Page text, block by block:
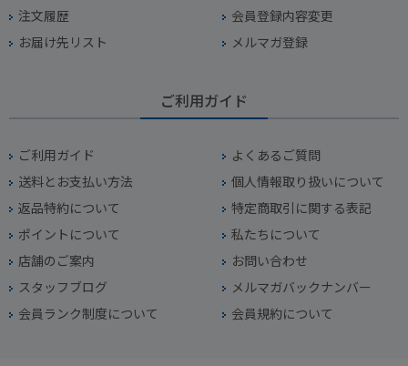
注文履歴
会員登録内容変更
お届け先リスト
メルマガ登録
ご利用ガイド
ご利用ガイド
よくあるご質問
送料とお支払い方法
個人情報取り扱いについて
返品特約について
特定商取引に関する表記
ポイントについて
私たちについて
店舗のご案内
お問い合わせ
スタッフブログ
メルマガバックナンバー
会員ランク制度について
会員規約について